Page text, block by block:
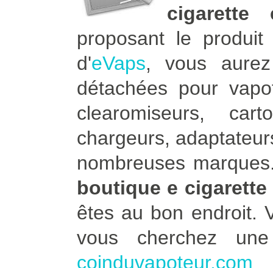
cigarette
proposant le
d'eVaps, vous
détachées pour
clearomiseurs,
chargeurs,
nombreuses
boutique e cigarette
êtes au bon endroit.
vous cherchez
coinduvapoteur.com